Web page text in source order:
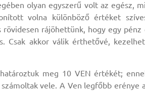
olyan egyszerű volt az egész,
volna különböző értéket
rájöhettünk, hogy egy pénz
Csak akkor válik érthetővé,
meg 10 VEN értékét;
vele. A Ven legfőbb erénye